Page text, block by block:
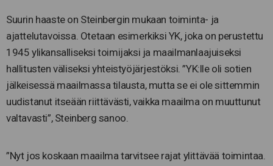
Suurin haaste on Steinbergin mukaan toiminta- ja
ajattelutavoissa. Otetaan esimerkiksi YK, joka on perustettu
1945 ylikansalliseksi toimijaksi ja maailmanlaajuiseksi
hallitusten väliseksi yhteistyöjärjestöksi. ”YK:lle oli sotien
jälkeisessä maailmassa tilausta, mutta se ei ole sittemmin
uudistanut itseään riittävästi, vaikka maailma on muuttunut
valtavasti”, Steinberg sanoo.
”Nyt jos koskaan maailma tarvitsee rajat ylittävää toimintaa.